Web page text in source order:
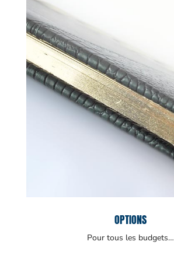
OPTIONS
Pour tous les budgets…